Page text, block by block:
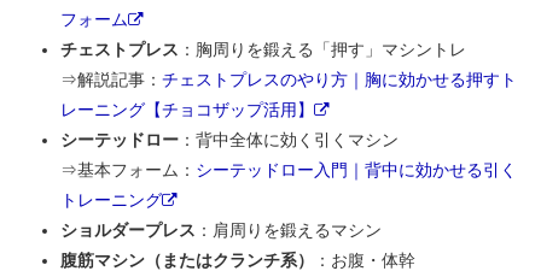
フォーム
チェストプレス ：胸周りを鍛える「押す」マシントレ
⇒解説記事： チェストプレスのやり方｜胸に効かせる押すト
レーニング【チョコザップ活用】
シーテッドロー ：背中全体に効く引くマシン
⇒基本フォーム： シーテッドロー入門｜背中に効かせる引く
トレーニング
ショルダープレス ：肩周りを鍛えるマシン
腹筋マシン（またはクランチ系）
：お腹・体幹